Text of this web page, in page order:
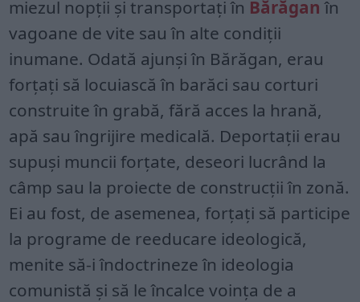
miezul nopții și transportați în Bărăgan în
vagoane de vite sau în alte condiții
inumane. Odată ajunși în Bărăgan, erau
forțați să locuiască în barăci sau corturi
construite în grabă, fără acces la hrană,
apă sau îngrijire medicală. Deportații erau
supuși muncii forțate, deseori lucrând la
câmp sau la proiecte de construcții în zonă.
Ei au fost, de asemenea, forțați să participe
la programe de reeducare ideologică,
menite să-i îndoctrineze în ideologia
comunistă și să le încalce voința de a